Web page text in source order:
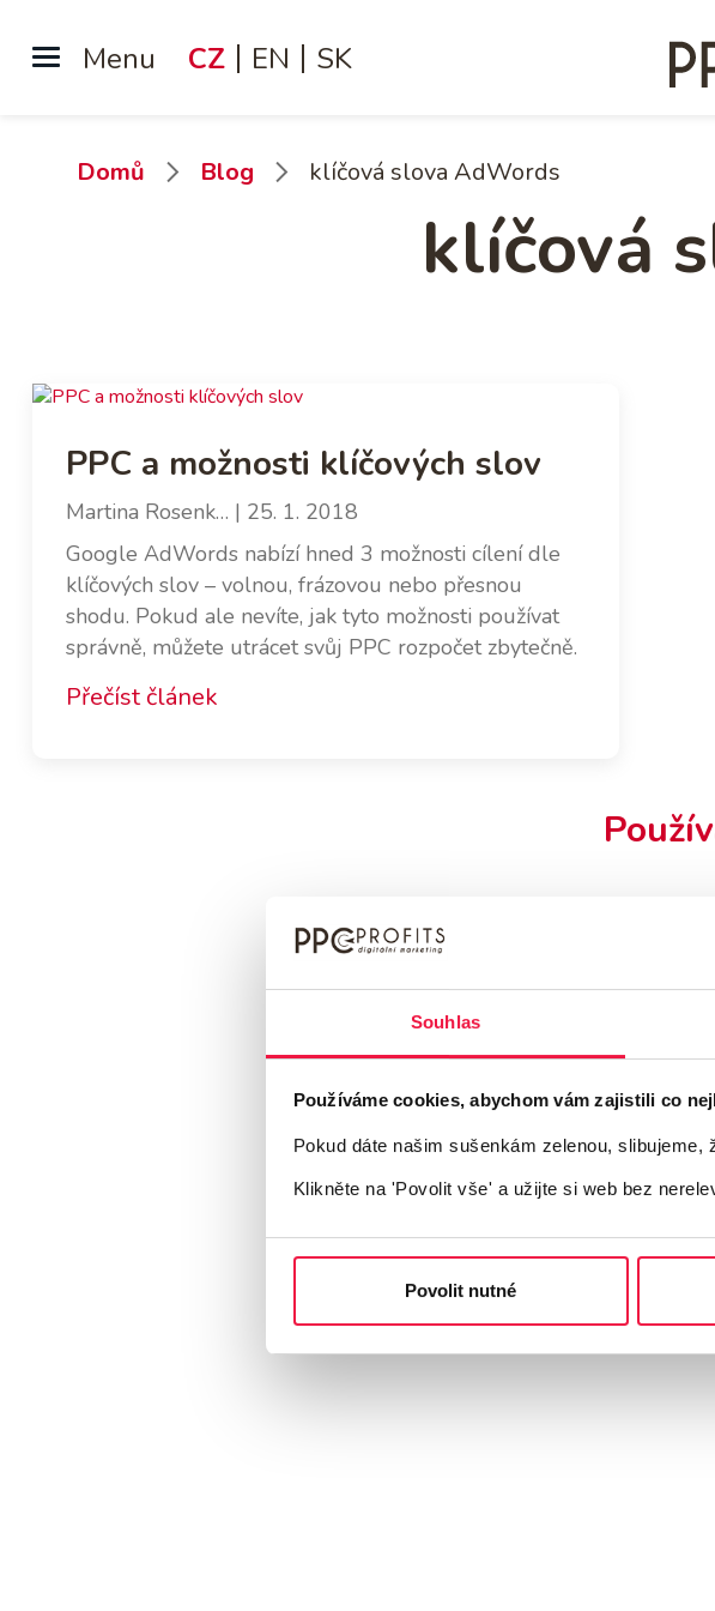
Souhlas
Používáme cookies, abychom vám zajistili co
Pokud dáte našim sušenkám zelenou,
Klikněte na 'Povolit vše' a užijte si web bez
Povolit nutné
hlavnímu
Jazyky
CZ EN SK
Drobečková
Domů Blog klíčová slova AdWords
klíčová
PPC a možnosti klíčových slov
Martina Rosenk… | 25. 1. 2018
Google AdWords nabízí hned 3 možnosti cílení dle
klíčových slov – volnou, frázovou nebo přesnou
shodu. Pokud ale nevíte, jak tyto možnosti používat
správně, můžete utrácet svůj PPC rozpočet zbytečně.
Přečíst článek